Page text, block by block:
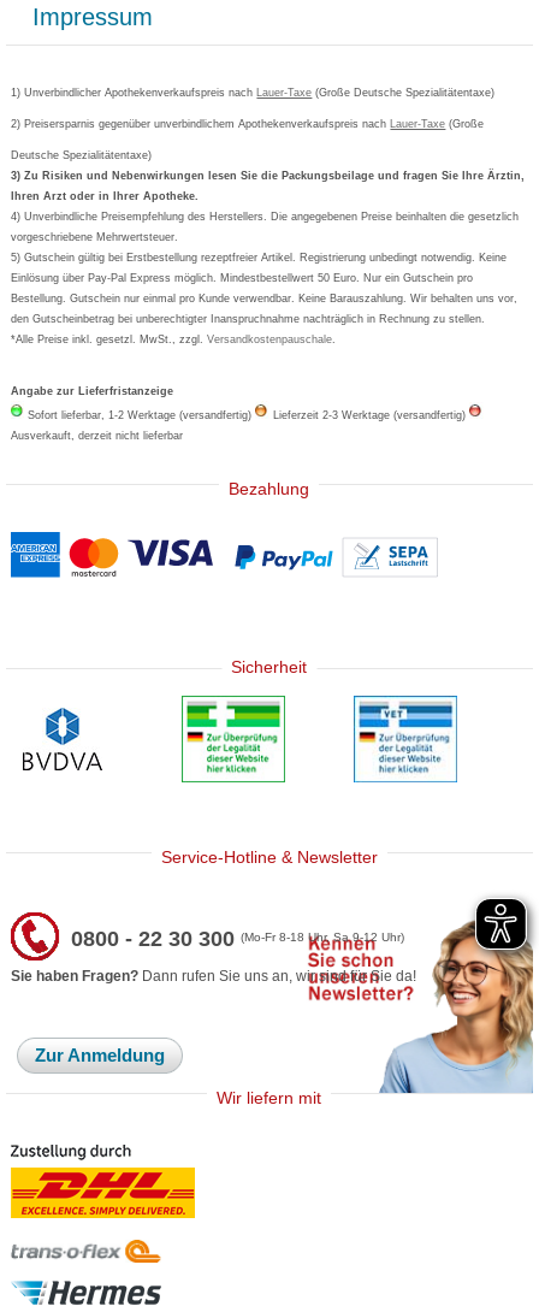
AGB
Cookie-Einstellungen
Vertrag widerrufen
Versandkosten
Bestellschein ausfüllen
Newsletteranmeldung
Gutschein und Rabatte
Kundenbewertung
Grippostad
Bepanthen
Formoline
Wick
Eucerin
Basica
Impressum
1) Unverbindlicher Apothekenverkaufspreis nach Lauer-Taxe (Große Deutsche Spezialitätentaxe)
2) Preisersparnis gegenüber unverbindlichem Apothekenverkaufspreis nach Lauer-Taxe (Große
Deutsche Spezialitätentaxe)
3) Zu Risiken und Nebenwirkungen lesen Sie die Packungsbeilage und fragen Sie Ihre Ärztin,
Ihren Arzt oder in Ihrer Apotheke.
4) Unverbindliche Preisempfehlung des Herstellers. Die angegebenen Preise beinhalten die gesetzlich
vorgeschriebene Mehrwertsteuer.
5) Gutschein gültig bei Erstbestellung rezeptfreier Artikel. Registrierung unbedingt notwendig. Keine
Einlösung über Pay-Pal Express möglich. Mindestbestellwert 50 Euro. Nur ein Gutschein pro
Bestellung. Gutschein nur einmal pro Kunde verwendbar. Keine Barauszahlung. Wir behalten uns vor,
den Gutscheinbetrag bei unberechtigter Inanspruchnahme nachträglich in Rechnung zu stellen.
*Alle Preise inkl. gesetzl. MwSt., zzgl.Versandkostenpauschale.
Angabe zur Lieferfristanzeige
Sofort lieferbar, 1-2 Werktage (versandfertig)
Lieferzeit 2-3 Werktage (versandfertig)
Ausverkauft, derzeit nicht lieferbar
Bezahlung
Sicherheit
Service-Hotline & Newsletter
0800 - 22 30 300(Mo-Fr 8-18 Uhr, Sa 9-12 Uhr)
Sie haben Fragen? Dann rufen Sie uns an, wir sind für Sie da!
Zur Anmeldung
Wir liefern mit